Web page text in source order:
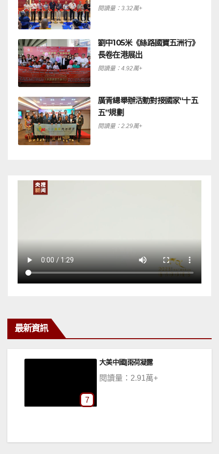
閱讀量：3.32萬+
劉中105米《絲路國寶五洲行》
長卷在港展出
閱讀量：4.92萬+
廣青總舉辦活動對接國家“十五
五”規劃
閱讀量：2.29萬+
最新資訊
7
大美中國|雨荷凝露
閱讀量：2.91萬+